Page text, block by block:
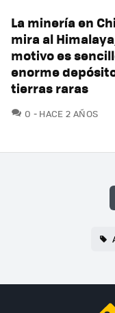
La minería en
mira al
motivo es
enorme
tierras raras
0 COMENTARIOS
HACE 2 AÑOS